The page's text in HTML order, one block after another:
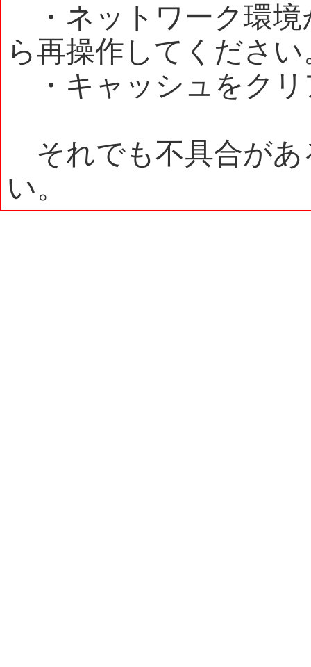
・ネットワーク環境
ら再操作してください
・キャッシュをクリ
それでも不具合があ
い。